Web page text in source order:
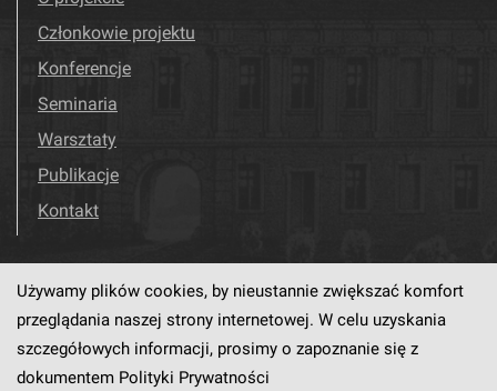
Członkowie projektu
Konferencje
Seminaria
Warsztaty
Publikacje
Kontakt
Odwiedź nas! Facebook
Używamy plików cookies, by nieustannie zwiększać komfort
przeglądania naszej strony internetowej. W celu uzyskania
szczegółowych informacji, prosimy o zapoznanie się z
dokumentem Polityki Prywatności